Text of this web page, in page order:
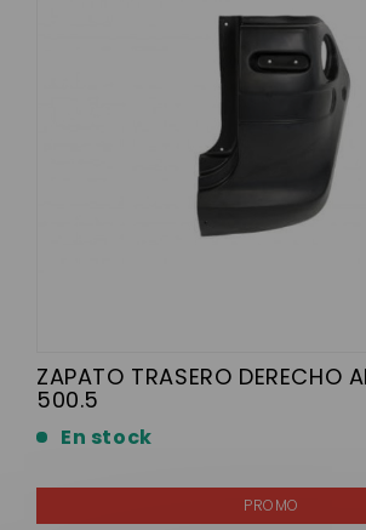
ZAPATO TRASERO DERECHO
500.5
En stock